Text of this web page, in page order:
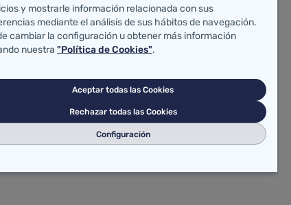
incluye el
frecuente de
y mostrarle información relacionada con sus
mediante el análisis de sus hábitos de navegación.
cambiar la configuración u obtener más información
nuestra "Política de Cookies".
Aceptar todas las Cookies
Rechazar todas las Cookies
Configuración